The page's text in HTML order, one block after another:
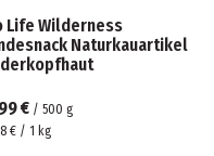
Life Wilderness
Naturkauartikel
€ / 500 g
€ / 1 kg